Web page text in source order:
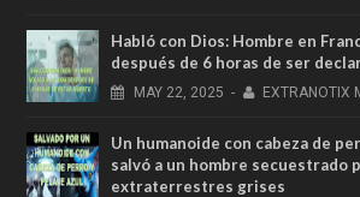
Habló con Dios: Hombre en
después de 6 horas de ser
MAY 22, 2025 - EXTRANOTIX
Un humanoide con cabeza de
salvó a un hombre secuestrado
extraterrestres grises